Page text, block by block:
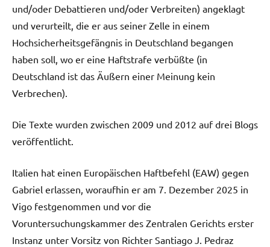
und/oder Debattieren und/oder Verbreiten) angeklagt
und verurteilt, die er aus seiner Zelle in einem
Hochsicherheitsgefängnis in Deutschland begangen
haben soll, wo er eine Haftstrafe verbüßte (in
Deutschland ist das Äußern einer Meinung kein
Verbrechen).
Die Texte wurden zwischen 2009 und 2012 auf drei Blogs
veröffentlicht.
Italien hat einen Europäischen Haftbefehl (EAW) gegen
Gabriel erlassen, woraufhin er am 7. Dezember 2025 in
Vigo festgenommen und vor die
Voruntersuchungskammer des Zentralen Gerichts erster
Instanz unter Vorsitz von Richter Santiago J. Pedraz